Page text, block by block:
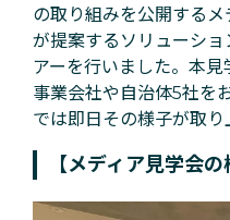
の取り組みを公開する
が提案するソリューシ
アーを行いました。本見
事業会社や自治体5社を
では即日その様子が取り
【メディア見学会の